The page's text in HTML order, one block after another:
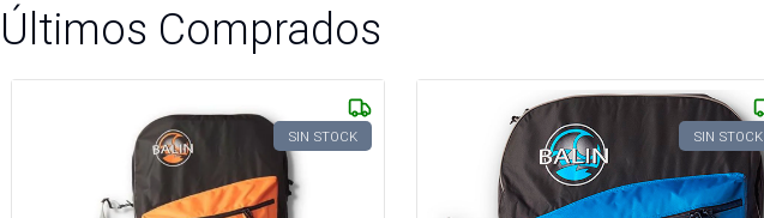
Últimos Comprados
SIN STOCK SIN STOCK